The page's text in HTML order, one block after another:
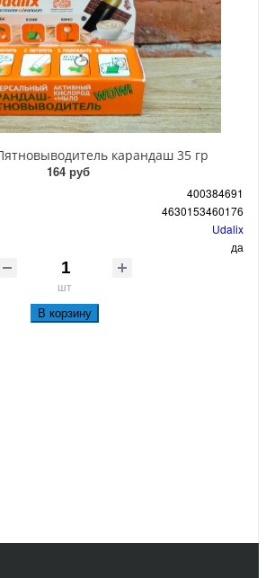
карандаш 35 гр
164 руб
400384691
4630153460176
Udalix
да
шт
В корзину